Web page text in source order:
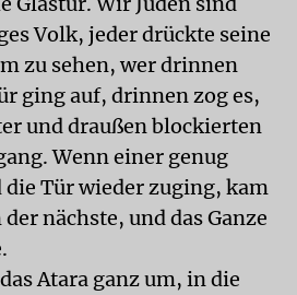
Volk, jeder drückte seine
zu sehen, wer drinnen
ging auf, drinnen zog es,
und draußen blockierten
Wenn einer genug
die Tür wieder zuging, kam
nächste, und das Ganze
Atara ganz um, in die